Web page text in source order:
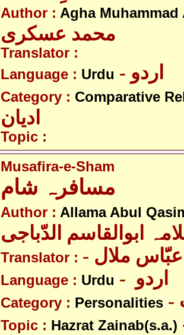
Author : Agha Muhammad
محمد عسکری
Translator :
Language : Urdu - اردو
Category : Comparative
ادیان
Topic :
Musafira-e-Sham
مسافرہ شام
Author : Allama Abul
ابوالقاسم الدّباجی
Translator : عبّاس ملال
Language : Urdu
Category : Personalities
Topic : Hazrat Zainab(s.a.)